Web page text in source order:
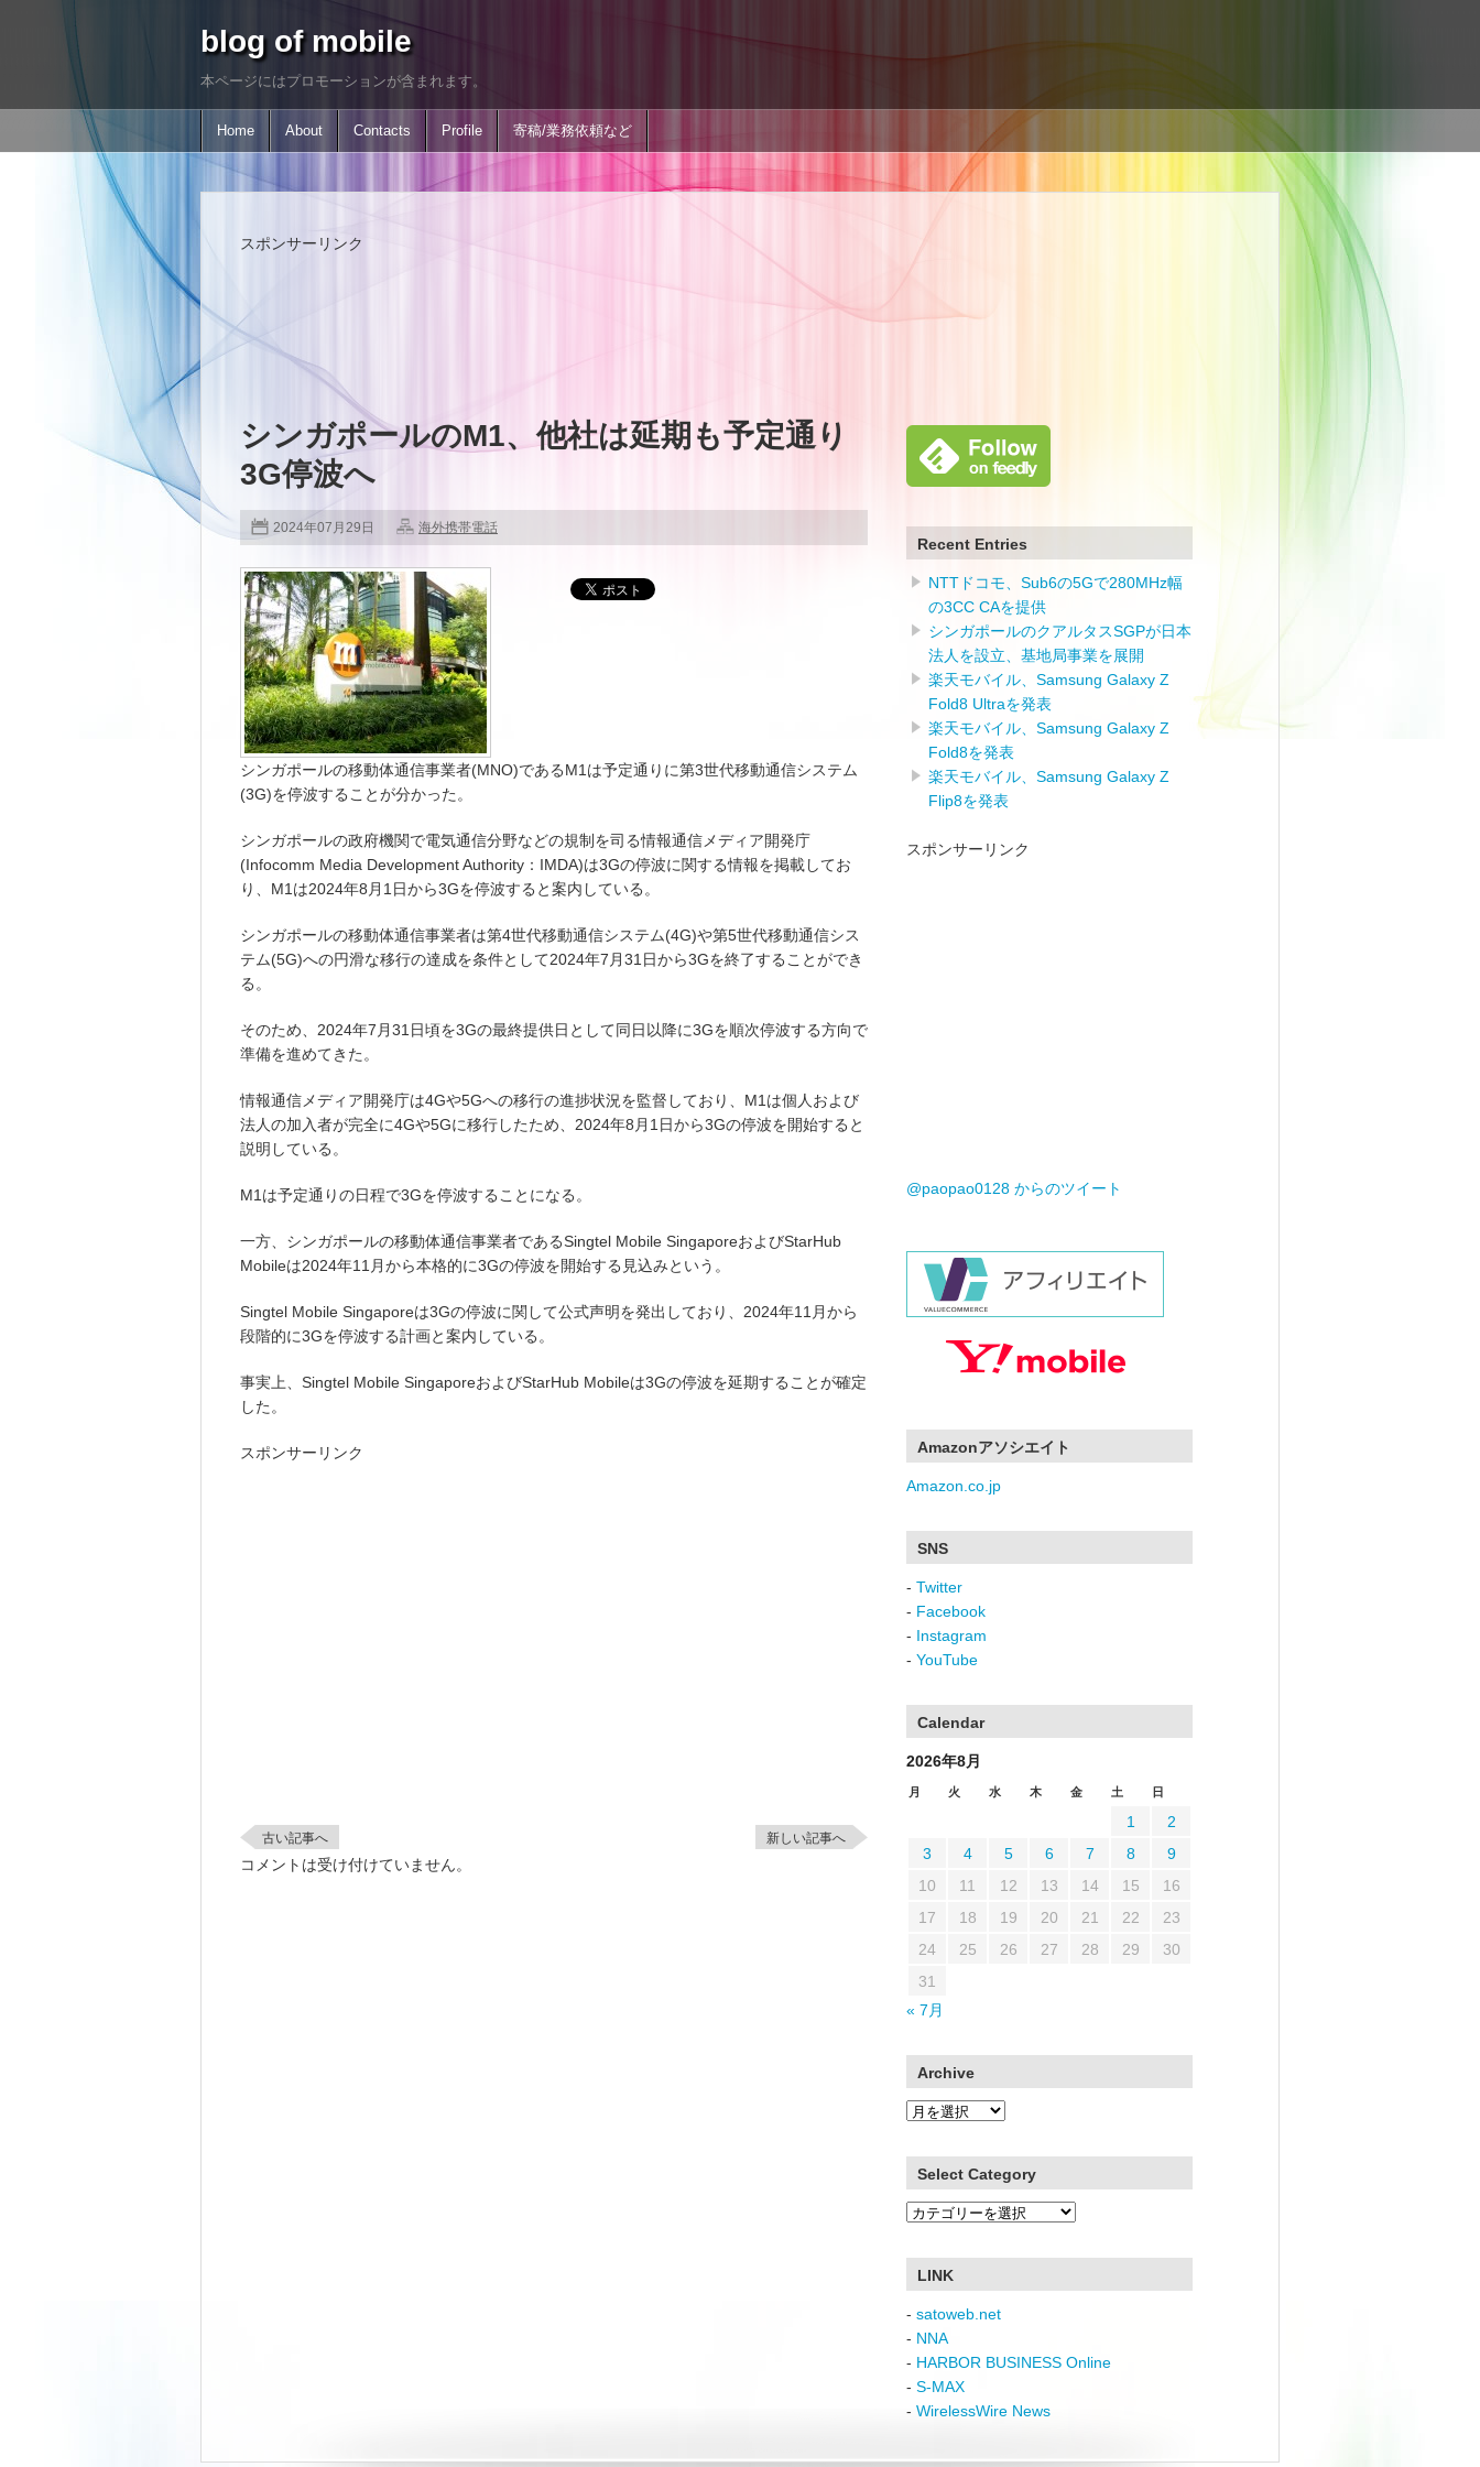
blog of mobile
本ページにはプロモーションが含まれます。
Home About Contacts Profile 寄稿/業務依頼など
スポンサーリンク
シンガポールのM1、他社は延期も予定通り
3G停波へ
2024年07月29日 海外携帯電話
シンガポールの移動体通信事業者(MNO)であるM1は予定通りに第3世代移動通信システム
(3G)を停波することが分かった。
シンガポールの政府機関で電気通信分野などの規制を司る情報通信メディア開発庁
(Infocomm Media Development Authority：IMDA)は3Gの停波に関する情報を掲載してお
り、M1は2024年8月1日から3Gを停波すると案内している。
シンガポールの移動体通信事業者は第4世代移動通信システム(4G)や第5世代移動通信シス
テム(5G)への円滑な移行の達成を条件として2024年7月31日から3Gを終了することができ
る。
そのため、2024年7月31日頃を3Gの最終提供日として同日以降に3Gを順次停波する方向で
準備を進めてきた。
情報通信メディア開発庁は4Gや5Gへの移行の進捗状況を監督しており、M1は個人および
法人の加入者が完全に4Gや5Gに移行したため、2024年8月1日から3Gの停波を開始すると
説明している。
M1は予定通りの日程で3Gを停波することになる。
一方、シンガポールの移動体通信事業者であるSingtel Mobile SingaporeおよびStarHub
Mobileは2024年11月から本格的に3Gの停波を開始する見込みという。
Singtel Mobile Singaporeは3Gの停波に関して公式声明を発出しており、2024年11月から
段階的に3Gを停波する計画と案内している。
事実上、Singtel Mobile SingaporeおよびStarHub Mobileは3Gの停波を延期することが確定
した。
スポンサーリンク
古い記事へ 新しい記事へ
コメントは受け付けていません。
Recent Entries
NTTドコモ、Sub6の5Gで280MHz幅
の3CC CAを提供
シンガポールのクアルタスSGPが日本
法人を設立、基地局事業を展開
楽天モバイル、Samsung Galaxy Z
Fold8 Ultraを発表
楽天モバイル、Samsung Galaxy Z
Fold8を発表
楽天モバイル、Samsung Galaxy Z
Flip8を発表
スポンサーリンク
@paopao0128 からのツイート
Amazonアソシエイト
Amazon.co.jp
SNS
- Twitter
- Facebook
- Instagram
- YouTube
Calendar
2026年8月
月 火 水 木 金 土 日
1
2
3
4 5 6 7 8
9
10
11 12 13 14 15
16
17
18 19 20 21 22
23
24
25 26 27 28 29
30
31
« 7月
Archive
Archive
Select Category
Select
LINK
- satoweb.net
- NNA
- HARBOR BUSINESS Online
- S-MAX
- WirelessWire News